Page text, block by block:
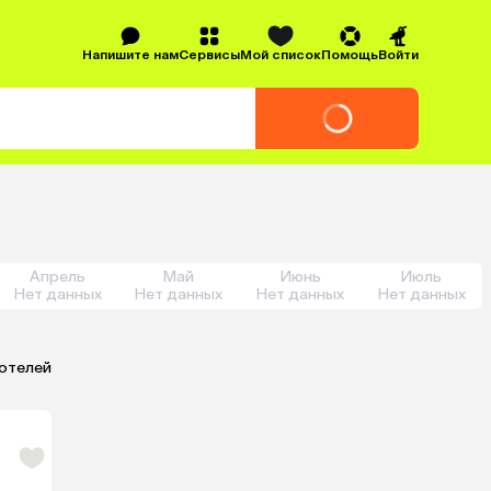
Напишите намСервисыМой списокПомощьВойти
Апрель
Нет данных
Май
Нет данных
Июнь
Нет данных
Июль
Нет данных